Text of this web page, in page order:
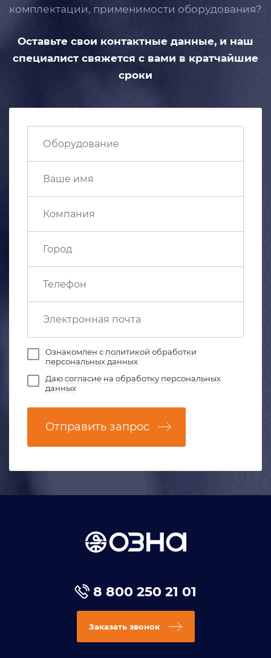
комплектации, применимости оборудования?
Оставьте свои контактные данные, и наш
специалист свяжется с вами в кратчайшие
сроки
Ознакомлен с политикой обработки
персональных данных
Даюсогласие на обработку персональных
данных
Отправить запрос
8 800 250 21 01
Заказать звонок